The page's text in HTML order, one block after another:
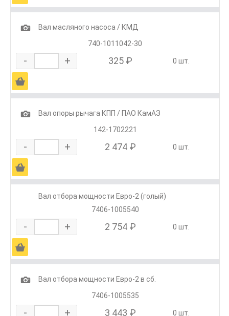
1
Вал масляного насоса / КМД
740-1011042-30
- + 325 ₽ 0 шт.
Ä
1
Вал опоры рычага КПП / ПАО КамАЗ
142-1702221
- + 2 474 ₽ 0 шт.
Ä
Вал отбора мощности Евро-2 (голый)
7406-1005540
- + 2 754 ₽ 0 шт.
Ä
1
Вал отбора мощности Евро-2 в сб.
7406-1005535
- + 3 443 ₽ 0 шт.